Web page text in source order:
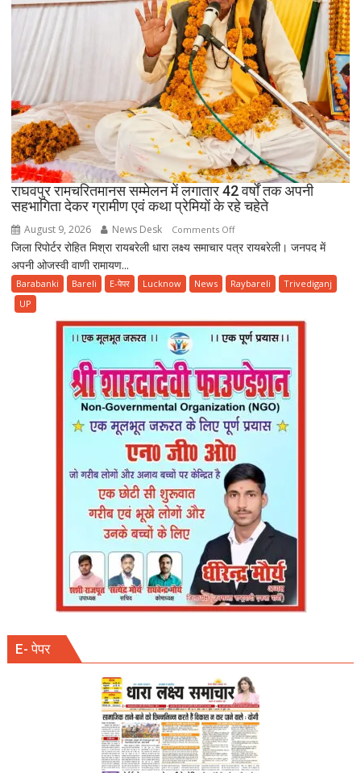
की
दी
जानकारी
राघवपुर रामचरितमानस सम्मेलन में लगातार 42 वर्षों तक अपनी
सहभागिता देकर ग्रामीण एवं कथा प्रेमियों के रहे चहेते
August 9, 2026 News Desk Comments Offon
राघवपुर
सम्मेलन
लगातार
42
तक
अपनी
सहभागिता
देकर
ग्रामीण
एवं
कथा
प्रेमियों
के
रहे
चहेते
जिला रिपोर्टर रोहित मिश्रा रायबरेली धारा लक्ष्य समाचार पत्र रायबरेली। जनपद में
अपनी ओजस्वी वाणी रामायण...
Barabanki Bareli E-पेपर Lucknow News Raybareli
Trivediganj
UP
E- पेपर